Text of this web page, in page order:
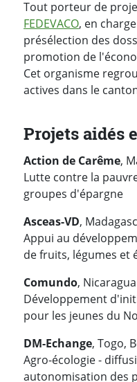
Tout porteur de
FEDEVACO, en
présélection des
promotion de
Cet organisme
actives dans le
Projets aidés
Action de Carême,
Lutte contre la
groupes d'épargne
Asceas-VD,
Appui au
de fruits, légumes et
Comundo,
Développement
pour les jeunes du
DM-Echange, Togo,
Agro-écologie -
autonomisation des